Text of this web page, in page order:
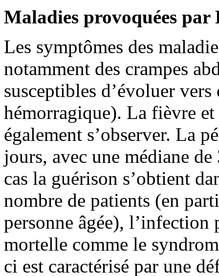
Maladies provoquées par
Les symptômes des
notamment des crampes
susceptibles d’évoluer
hémorragique). La fièvre
également s’observer. La
jours, avec une médiane
cas la guérison s’obtient
nombre de patients (en
personne âgée),
mortelle comme le
ci est caractérisé par une